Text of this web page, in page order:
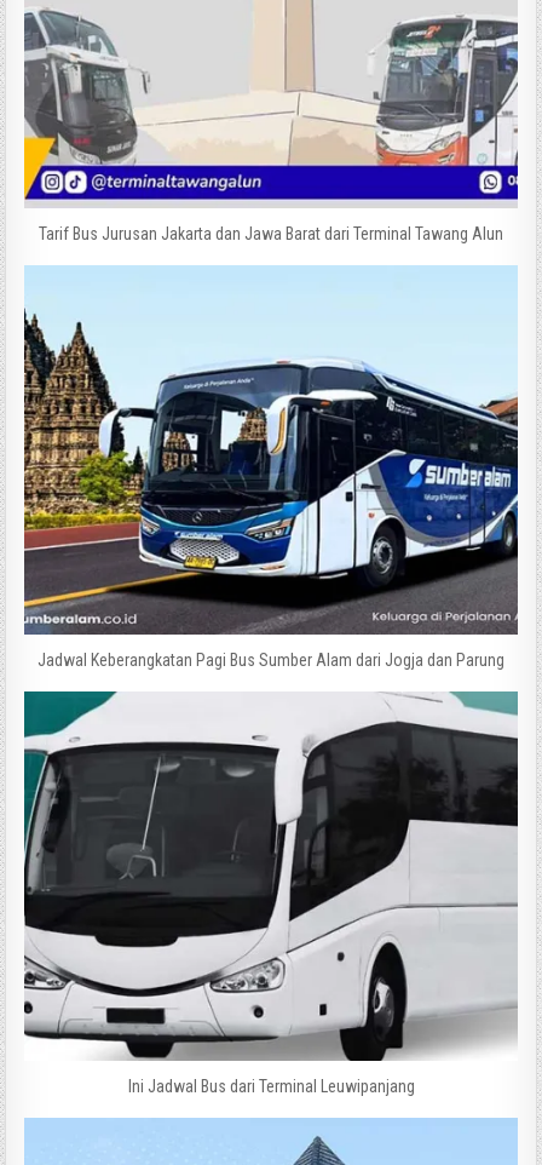
Tarif Bus Jurusan Jakarta dan Jawa Barat dari Terminal Tawang Alun
Jadwal Keberangkatan Pagi Bus Sumber Alam dari Jogja dan Parung
Ini Jadwal Bus dari Terminal Leuwipanjang